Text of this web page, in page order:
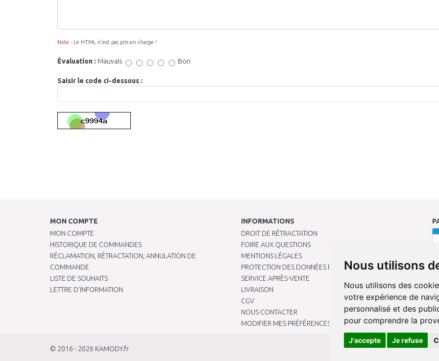
Nous utilisons
Nous utilisons des
votre expérience de
personnalisé et des
pour comprendre la
J'accepte Je refuse
Note : Le HTML n’est pas pris en charge !
Évaluation : Mauvais Bon
Saisir le code ci-dessous :
MON COMPTE
MON COMPTE
HISTORIQUE DE COMMANDES
RÉCLAMATION, RÉTRACTATION, ANNULATION DE
COMMANDE
LISTE DE SOUHAITS
LETTRE D’INFORMATION
INFORMATIONS
DROIT DE RÉTRACTATION
FOIRE AUX QUESTIONS
MENTIONS LÉGALES
PROTECTION DES DONNÉES PERSONNELLES
SERVICE APRÈS-VENTE
LIVRAISON
CGV
NOUS CONTACTER
MODIFIER MES PRÉFÉRENCES DE COOKIES
© 2016 - 2026 KAMODY.fr